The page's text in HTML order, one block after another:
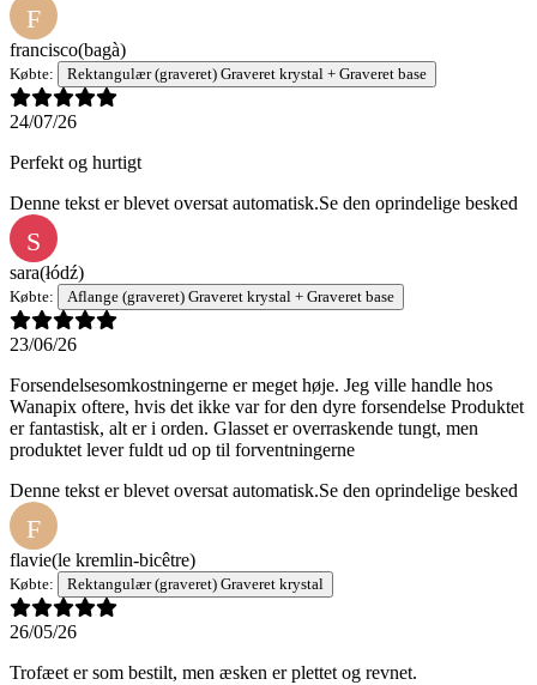
F
francisco(bagà)
Købte: Rektangulær (graveret) Graveret krystal + Graveret base
24/07/26
Perfekt og hurtigt
Denne tekst er blevet oversat automatisk.Se den oprindelige besked
S
sara(łódź)
Købte: Aflange (graveret) Graveret krystal + Graveret base
23/06/26
Forsendelsesomkostningerne er meget høje. Jeg ville handle hos
Wanapix oftere, hvis det ikke var for den dyre forsendelse Produktet
er fantastisk, alt er i orden. Glasset er overraskende tungt, men
produktet lever fuldt ud op til forventningerne
Denne tekst er blevet oversat automatisk.Se den oprindelige besked
F
flavie(le kremlin-bicêtre)
Købte: Rektangulær (graveret) Graveret krystal
26/05/26
Trofæet er som bestilt, men æsken er plettet og revnet.